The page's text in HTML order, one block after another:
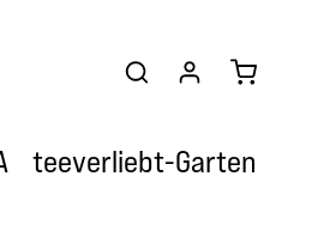
teeverliebt-Garten